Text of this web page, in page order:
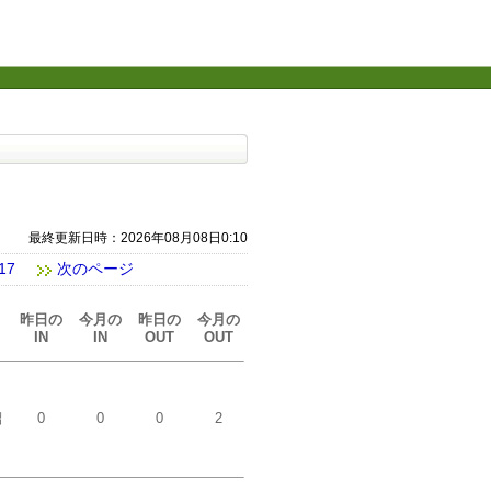
最終更新日時：2026年08月08日0:10
17 次のページ
昨日の
IN
今月の
IN
昨日の
OUT
今月の
OUT
0 0 0 2